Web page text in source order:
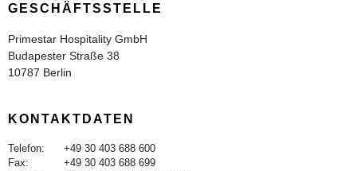
GESCHÄFTSSTELLE
Primestar Hospitality GmbH
Budapester Straße 38
10787 Berlin
KONTAKTDATEN
Telefon:
+49 30 403 688 600
Fax:
+49 30 403 688 699